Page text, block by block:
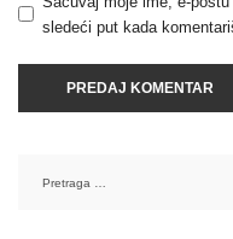
sledeći put kada